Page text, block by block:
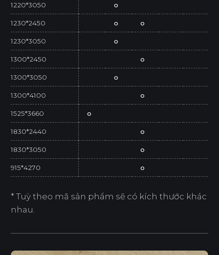
1220*3050 o
1230*2450 o o
1230*3050 o
1300*2450 o
1300*3050 o
1300*4100 o
1525*3660 o
1830*2440 o
1830*3050 o
915*4270 o
* Tuỳ theo mã sản phẩm sẽ có kích thước khác
nhau.